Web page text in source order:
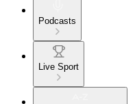
Podcasts
Live Sport